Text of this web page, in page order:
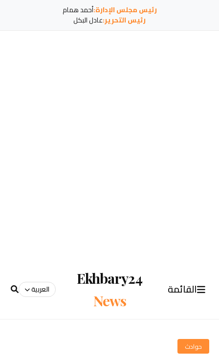
رئيس مجلس الإدارة:أحمد همام
رئيس التحرير:عادل البكل
القائمة
Ekhbary24
News
العربية
حوادث